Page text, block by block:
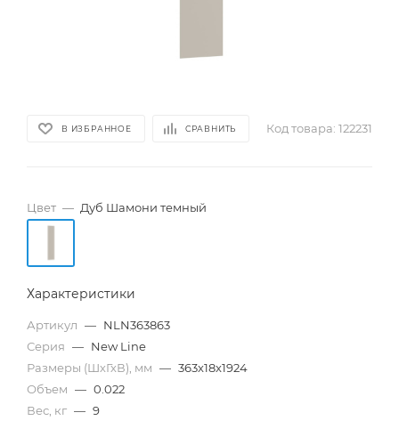
В ИЗБРАННОЕ СРАВНИТЬ Код товара: 122231
Цвет — Дуб Шамони темный
Характеристики
Артикул — NLN363863
Серия — New Line
Размеры (ШхГхВ), мм — 363x18x1924
Объем — 0.022
Вес, кг — 9